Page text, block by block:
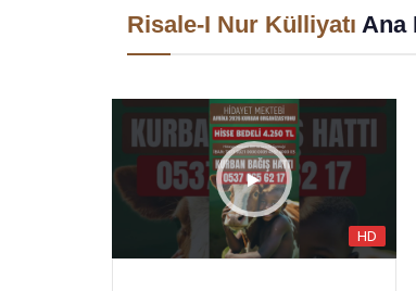
Risale-I Nur Külliyatı Ana